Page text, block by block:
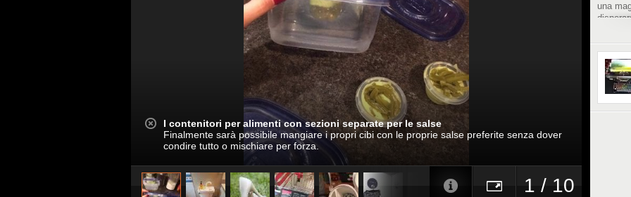
I contenitori per alimenti con sezioni separate per le salse
Finalmente sarà possibile mangiare i propri cibi con le proprie salse preferite senza dover
condire tutto o mischiare per forza.
1 / 10
una
tutti
ogni
vita di